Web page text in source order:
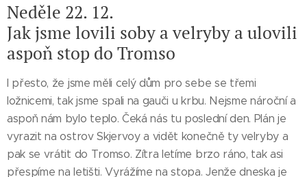
Neděle 22. 12.
Jak jsme lovili soby a velryby a ulovili
aspoň stop do Tromso
I přesto, že jsme měli celý dům pro sebe se třemi
ložnicemi, tak jsme spali na gauči u krbu. Nejsme nároční a
aspoň nám bylo teplo. Čeká nás tu poslední den. Plán je
vyrazit na ostrov Skjervoy a vidět konečně ty velryby a
pak se vrátit do Tromso. Zítra letíme brzo ráno, tak asi
přespíme na letišti. Vyrážíme na stopa. Jenže dneska je